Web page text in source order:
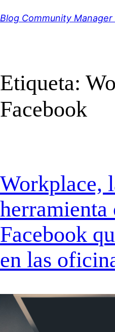
al
Blog Community Manager
Etiqueta:
Facebook
Workplace,
herramienta
Facebook
en las